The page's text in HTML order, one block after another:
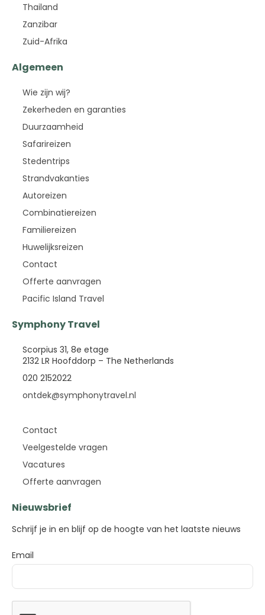
Thailand
Zanzibar
Zuid-Afrika
Algemeen
Wie zijn wij?
Zekerheden en garanties
Duurzaamheid
Safarireizen
Stedentrips
Strandvakanties
Autoreizen
Combinatiereizen
Familiereizen
Huwelijksreizen
Contact
Offerte aanvragen
Pacific Island Travel
Symphony Travel
Scorpius 31, 8e etage
2132 LR Hoofddorp – The Netherlands
020 2152022
ontdek@symphonytravel.nl
Contact
Veelgestelde vragen
Vacatures
Offerte aanvragen
Nieuwsbrief
Schrijf je in en blijf op de hoogte van het laatste nieuws
Email